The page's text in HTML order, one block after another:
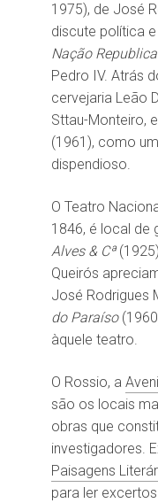
1975), de José
discute política
Nação
Pedro IV. Atrás
cervejaria Leão
Sttau-Monteiro,
(1961), como
dispendioso.
O Teatro
1846, é local de
Alves & Cª
Queirós
José Rodrigues
do Paraíso
àquele teatro.
O Rossio, a
são os locais
obras que
investigadores.
Paisagens
para ler